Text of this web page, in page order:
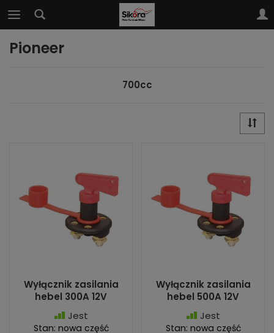
Pioneer
700cc
Wyłącznik zasilania
hebel 300A 12V
Jest
Stan: nowa część
Wyłącznik zasilania
hebel 500A 12V
Jest
Stan: nowa część